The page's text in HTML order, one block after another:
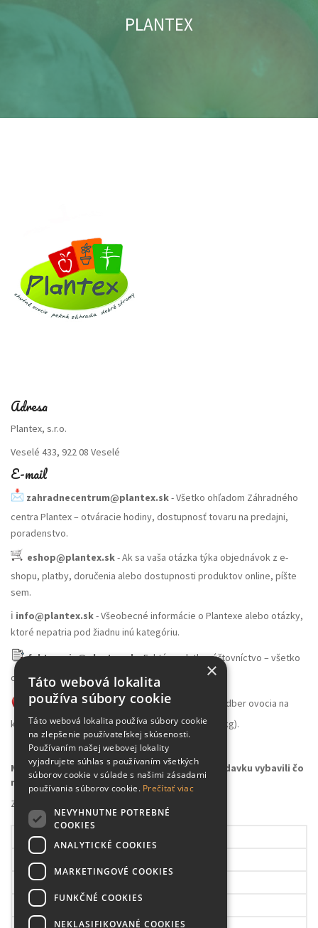
PLANTEX
Adresa
Plantex, s.r.o.
Veselé 433, 922 08 Veselé
E-mail
zahradnecentrum@plantex.sk- Všetko ohľadom Záhradného
centra Plantex – otváracie hodiny, dostupnosť tovaru na predajni,
poradenstvo.
eshop@plantex.sk- Ak sa vaša otázka týka objednávok z e-
shopu, platby, doručenia alebo dostupnosti produktov online, píšte
sem.
ℹ️ info@plantex.sk- Všeobecné informácie o Plantexe alebo otázky,
ktoré nepatria pod žiadnu inú kategóriu.
fakturacia@plantex.sk- Faktúry, platby, účtovníctvo – všetko
ohľadom financií smerujte sem.
skladovocia@plantex.sk- Veľkoobchodný odber ovocia na
konzumáciu alebo spracovanie (množstvo nad 100kg).
Napíšte na správny e-mail, aby sme vašu požiadavku vybavili čo
najrýchlejšie
Záhradné centrum Plantex
Pondelok
Utorok
Streda
Štvrtok
×
Táto webová lokalita
používa súbory cookie
Táto webová lokalita používa súbory cookie
na zlepšenie používateľskej skúsenosti.
Používaním našej webovej lokality
vyjadrujete súhlas s používaním všetkých
súborov cookie v súlade s našimi zásadami
používania súborov cookie. Prečítať viac
NEVYHNUTNE POTREBNÉ
COOKIES
ANALYTICKÉ COOKIES
MARKETINGOVÉ COOKIES
FUNKČNÉ COOKIES
NEKLASIFIKOVANÉ COOKIES